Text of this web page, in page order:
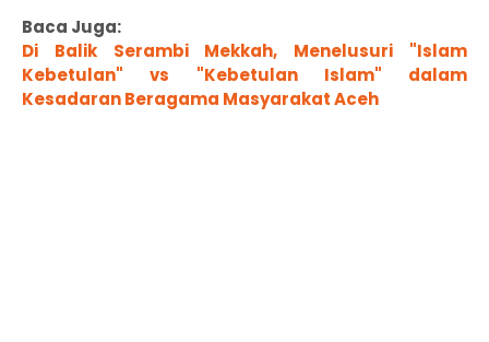
Baca Juga:
Di Balik Serambi Mekkah, Menelusuri "Islam
Kebetulan" vs "Kebetulan Islam" dalam
Kesadaran Beragama Masyarakat Aceh